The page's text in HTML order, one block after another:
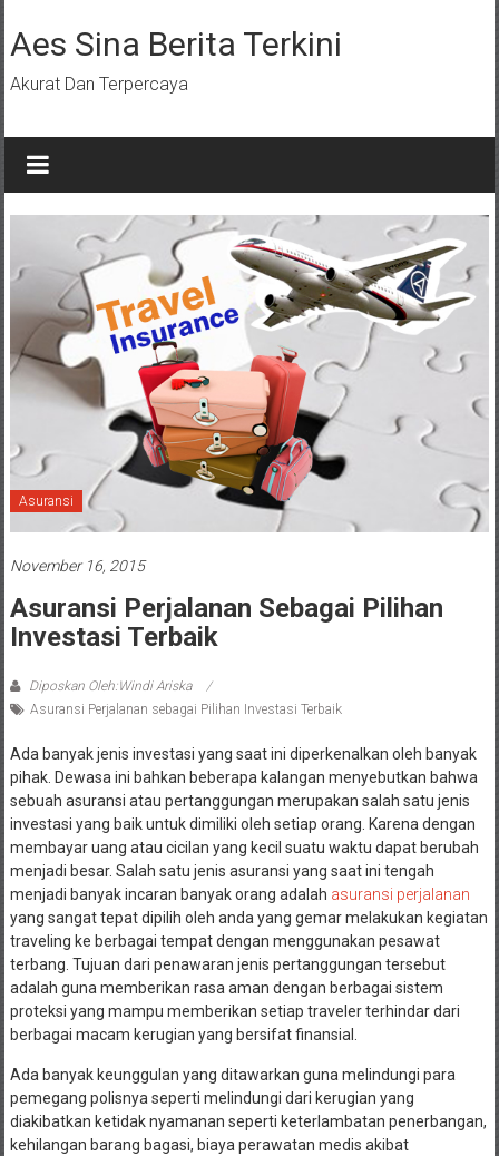
ke
konten
Aes Sina Berita Terkini
Akurat Dan Terpercaya
Asuransi
November 16, 2015
Asuransi Perjalanan Sebagai Pilihan
Investasi Terbaik
Diposkan Oleh:Windi Ariska
Asuransi Perjalanan sebagai Pilihan Investasi Terbaik
Ada banyak jenis investasi yang saat ini diperkenalkan oleh banyak
pihak. Dewasa ini bahkan beberapa kalangan menyebutkan bahwa
sebuah asuransi atau pertanggungan merupakan salah satu jenis
investasi yang baik untuk dimiliki oleh setiap orang. Karena dengan
membayar uang atau cicilan yang kecil suatu waktu dapat berubah
menjadi besar. Salah satu jenis asuransi yang saat ini tengah
menjadi banyak incaran banyak orang adalah asuransi perjalanan
yang sangat tepat dipilih oleh anda yang gemar melakukan kegiatan
traveling ke berbagai tempat dengan menggunakan pesawat
terbang. Tujuan dari penawaran jenis pertanggungan tersebut
adalah guna memberikan rasa aman dengan berbagai sistem
proteksi yang mampu memberikan setiap traveler terhindar dari
berbagai macam kerugian yang bersifat finansial.
Ada banyak keunggulan yang ditawarkan guna melindungi para
pemegang polisnya seperti melindungi dari kerugian yang
diakibatkan ketidak nyamanan seperti keterlambatan penerbangan,
kehilangan barang bagasi, biaya perawatan medis akibat